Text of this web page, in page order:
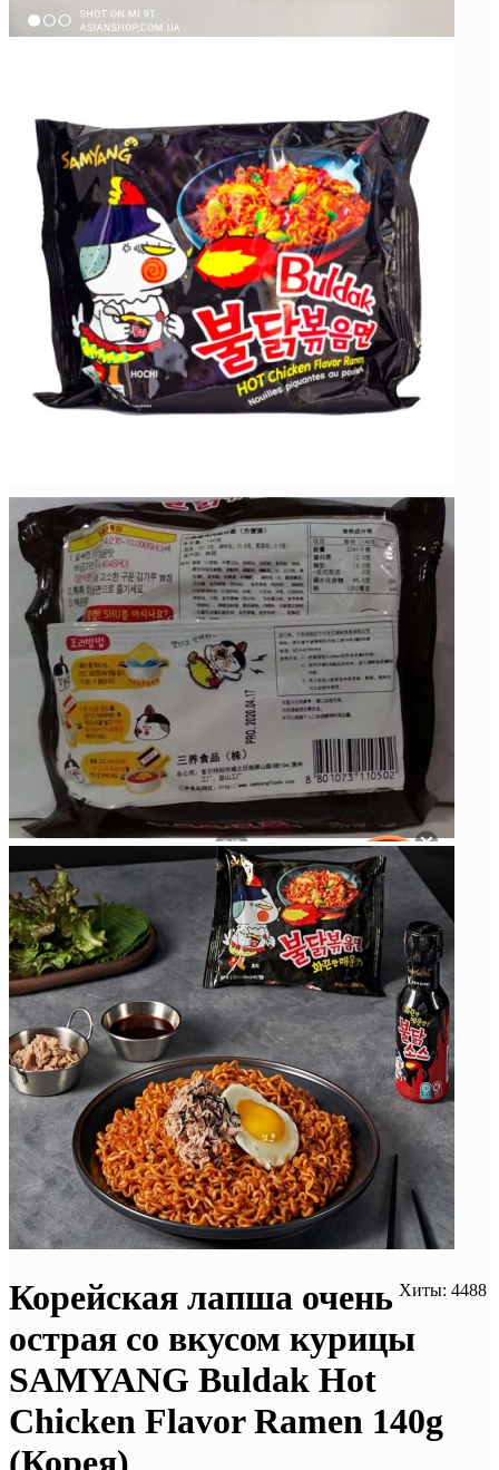
Хиты: 4488
Корейская лапша очень
острая со вкусом курицы
SAMYANG Buldak Hot
Chicken Flavor Ramen 140g